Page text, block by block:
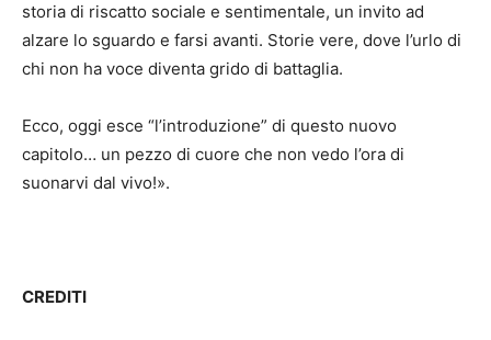
storia di riscatto sociale e sentimentale, un invito ad
alzare lo sguardo e farsi avanti. Storie vere, dove l’urlo di
chi non ha voce diventa grido di battaglia.
Ecco, oggi esce “l’introduzione” di questo nuovo
capitolo… un pezzo di cuore che non vedo l’ora di
suonarvi dal vivo!».
CREDITI